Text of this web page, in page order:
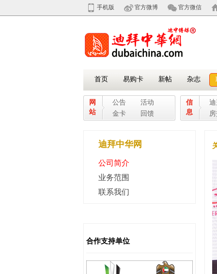
手机版 官方微博 官方微信
首页 易购卡 新帖 杂志
网
站
公告
活动
金卡
回馈
信
息
迪拜中华网
公司简介
业务范围
联系我们
合作支持单位